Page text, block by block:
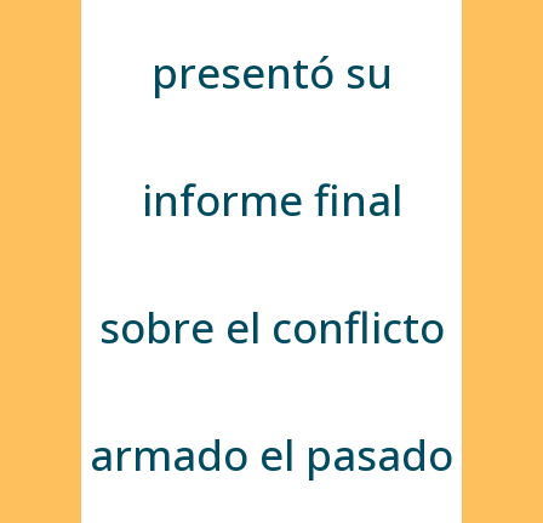
presentó su
informe final
sobre el conflicto
armado el pasado